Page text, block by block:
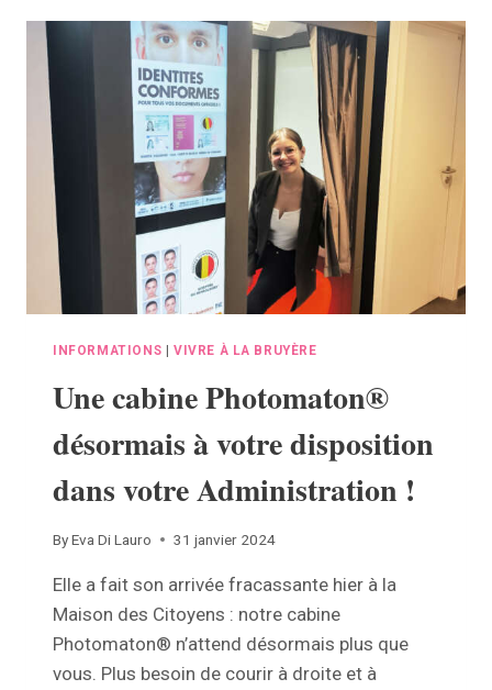
NIVEAU
PAR
INFRABEL
INFORMATIONS VIVRE À LA BRUYÈRE
Une cabine Photomaton®
désormais à votre disposition
dans votre Administration !
ByEva Di Lauro 31 janvier 2024
Elle a fait son arrivée fracassante hier à la
Maison des Citoyens : notre cabine
Photomaton® n’attend désormais plus que
vous. Plus besoin de courir à droite et à